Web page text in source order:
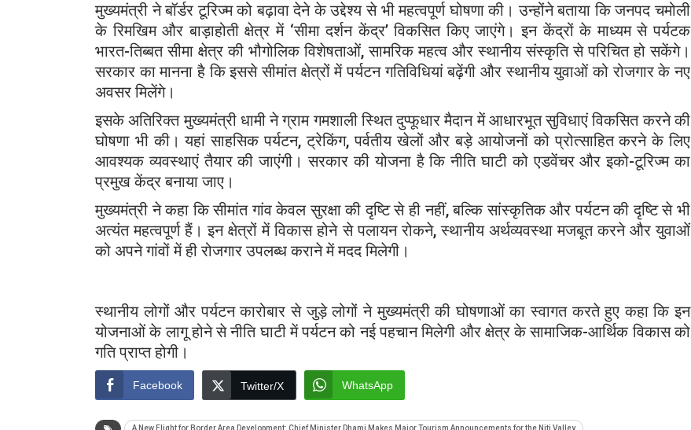
मुख्यमंत्री ने बॉर्डर टूरिज्म को बढ़ावा देने के उद्देश्य से भी महत्वपूर्ण घोषणा की। उन्होंने बताया कि जनपद चमोली
के रिमखिम और बाड़ाहोती क्षेत्र में ‘सीमा दर्शन केंद्र’ विकसित किए जाएंगे। इन केंद्रों के माध्यम से पर्यटक
भारत-तिब्बत सीमा क्षेत्र की भौगोलिक विशेषताओं, सामरिक महत्व और स्थानीय संस्कृति से परिचित हो सकेंगे।
सरकार का मानना है कि इससे सीमांत क्षेत्रों में पर्यटन गतिविधियां बढ़ेंगी और स्थानीय युवाओं को रोजगार के नए
अवसर मिलेंगे।
इसके अतिरिक्त मुख्यमंत्री धामी ने ग्राम गमशाली स्थित दुप्फूधार मैदान में आधारभूत सुविधाएं विकसित करने की
घोषणा भी की। यहां साहसिक पर्यटन, ट्रेकिंग, पर्वतीय खेलों और बड़े आयोजनों को प्रोत्साहित करने के लिए
आवश्यक व्यवस्थाएं तैयार की जाएंगी। सरकार की योजना है कि नीति घाटी को एडवेंचर और इको-टूरिज्म का
प्रमुख केंद्र बनाया जाए।
मुख्यमंत्री ने कहा कि सीमांत गांव केवल सुरक्षा की दृष्टि से ही नहीं, बल्कि सांस्कृतिक और पर्यटन की दृष्टि से भी
अत्यंत महत्वपूर्ण हैं। इन क्षेत्रों में विकास होने से पलायन रोकने, स्थानीय अर्थव्यवस्था मजबूत करने और युवाओं
को अपने गांवों में ही रोजगार उपलब्ध कराने में मदद मिलेगी।
स्थानीय लोगों और पर्यटन कारोबार से जुड़े लोगों ने मुख्यमंत्री की घोषणाओं का स्वागत करते हुए कहा कि इन
योजनाओं के लागू होने से नीति घाटी में पर्यटन को नई पहचान मिलेगी और क्षेत्र के सामाजिक-आर्थिक विकास को
गति प्राप्त होगी।
Facebook Twitter/X WhatsApp
A New Flight for Border Area Development: Chief Minister Dhami Makes Major Tourism Announcements for the Niti Valley